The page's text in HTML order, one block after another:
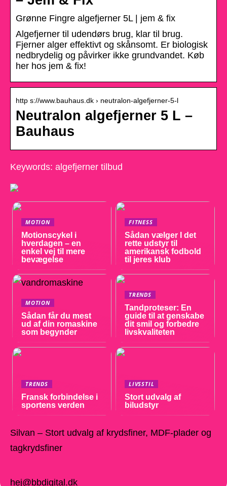
Grønne Fingre algefjerner 5L | jem & fix
Algefjerner til udendørs brug, klar til brug.
Fjerner alger effektivt og skånsomt. Er biologisk
nedbrydelig og påvirker ikke grundvandet. Køb
her hos jem & fix!
http s://www.bauhaus.dk › neutralon-algefjerner-5-l
Neutralon algefjerner 5 L –
Bauhaus
Keywords: algefjerner tilbud
MOTION
Motionscykel i
hverdagen – en
enkel vej til mere
bevægelse
FITNESS
Sådan vælger I det
rette udstyr til
amerikansk fodbold
til jeres klub
MOTION
Sådan får du mest
ud af din romaskine
som begynder
TRENDS
Tandproteser: En
guide til at genskabe
dit smil og forbedre
livskvaliteten
TRENDS
Fransk forbindelse i
sportens verden
LIVSSTIL
Stort udvalg af
biludstyr
Silvan – Stort udvalg af krydsfiner, MDF-plader og
tagkrydsfiner
hej@bbdigital.dk